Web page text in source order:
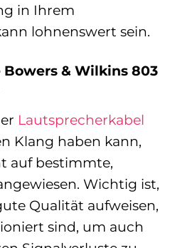
in Ihrem
lohnenswert sein.
& Wilkins 803
Lautsprecherkabel
Klang haben kann,
auf bestimmte,
Wichtig ist,
Qualität aufweisen,
sind, um auch